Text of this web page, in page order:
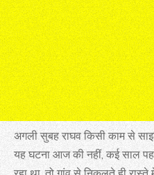
अगली सुबह राघव किसी काम से
यह घटना आज की नहीं, कई साल